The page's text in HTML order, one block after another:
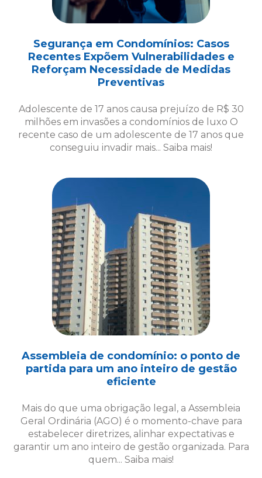
Segurança em Condomínios: Casos
Recentes Expõem Vulnerabilidades e
Reforçam Necessidade de Medidas
Preventivas
Adolescente de 17 anos causa prejuízo de R$ 30
milhões em invasões a condomínios de luxo O
recente caso de um adolescente de 17 anos que
conseguiu invadir mais... Saiba mais!
Assembleia de condomínio: o ponto de
partida para um ano inteiro de gestão
eficiente
Mais do que uma obrigação legal, a Assembleia
Geral Ordinária (AGO) é o momento-chave para
estabelecer diretrizes, alinhar expectativas e
garantir um ano inteiro de gestão organizada. Para
quem... Saiba mais!